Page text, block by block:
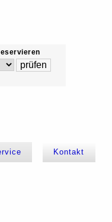
Kontakt